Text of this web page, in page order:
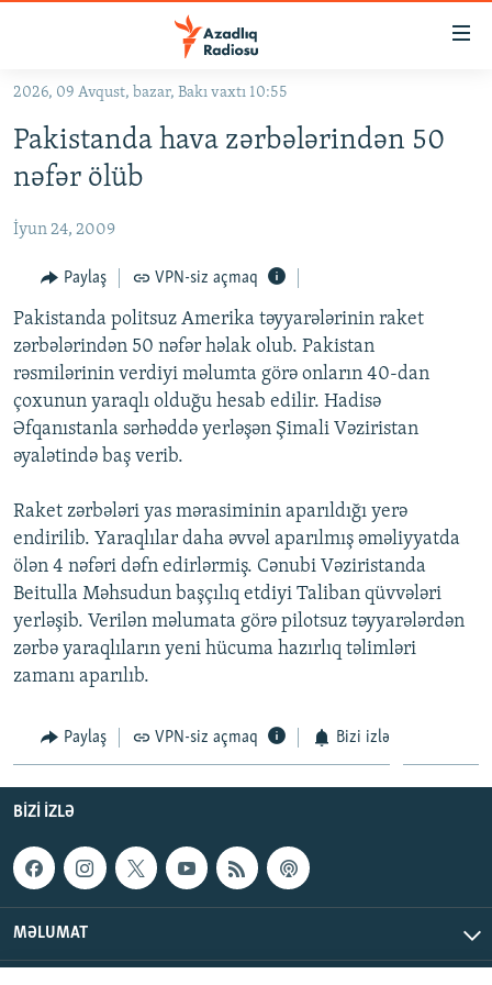
Əsas
qayıt
Əsas
qayıt
#ƏSLINDƏ
FƏRQƏ BAX
QANUNI DOĞRU
ARAŞDIRMA
MULTIMEDIA
VIDEO
İNFOQRAFIKA
KARIKATURA
RADIO ARXIV
AZƏRBAYCAN ƏDƏBIYYATI KITABXANASI
İSLAM VƏ DEMOKRATIYA
İZ - MƏDƏNIYYƏT PROQRAMI
HAQQIMIZDA
MISSIYAMIZ
PEŞƏ ETIKASI VƏ JURNALISTIKA STANDARTLARIMIZ
MATERIALLARIMIZDAN ISTIFADƏ
AZADLIQRADIOSU MOBIL TELEFONUNUZDA
BIZIMLƏ ƏLAQƏ
BIZI IZLƏ
RFE/RL-in bütün saytları
2026, 09 Avqust, bazar, Bakı vaxtı 10:55
Pakistanda hava zərbələrindən 50
nəfər ölüb
İyun 24, 2009
Paylaş VPN-siz açmaq
Pakistanda politsuz Amerika təyyarələrinin raket
zərbələrindən 50 nəfər həlak olub. Pakistan
rəsmilərinin verdiyi məlumta görə onların 40-dan
çoxunun yaraqlı olduğu hesab edilir. Hadisə
Əfqanıstanla sərhəddə yerləşən Şimali Vəziristan
əyalətində baş verib.
Raket zərbələri yas mərasiminin aparıldığı yerə
endirilib. Yaraqlılar daha əvvəl aparılmış əməliyyatda
ölən 4 nəfəri dəfn edirlərmiş. Cənubi Vəziristanda
Beitulla Məhsudun başçılıq etdiyi Taliban qüvvələri
yerləşib. Verilən məlumata görə pilotsuz təyyarələrdən
zərbə yaraqlıların yeni hücuma hazırlıq təlimləri
zamanı aparılıb.
Paylaş VPN-siz açmaq Bizi izlə
BIZI IZLƏ
MƏLUMAT